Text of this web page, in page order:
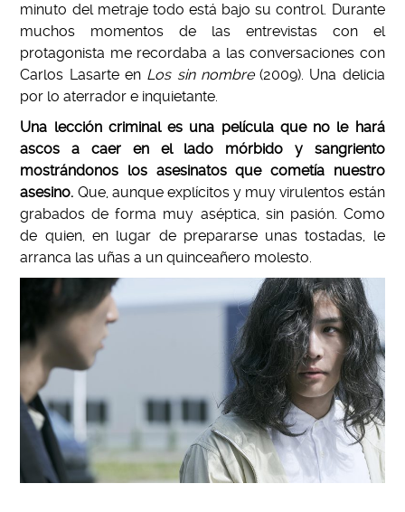
minuto del metraje todo está bajo su control. Durante
muchos momentos de las entrevistas con el
protagonista me recordaba a las conversaciones con
Carlos Lasarte en Los sin nombre(2009). Una delicia
por lo aterrador e inquietante.
Una lección criminal es una película que no le hará
ascos a caer en el lado mórbido y sangriento
mostrándonos los asesinatos que cometía nuestro
asesino. Que, aunque explícitos y muy virulentos están
grabados de forma muy aséptica, sin pasión. Como
de quien, en lugar de prepararse unas tostadas, le
arranca las uñas a un quinceañero molesto.